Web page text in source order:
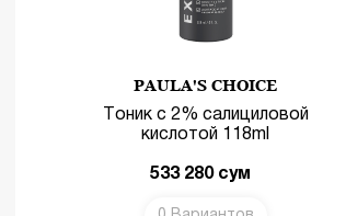
PAULA'S CHOICE
Тоник с 2% салициловой
кислотой 118ml
533 280сум